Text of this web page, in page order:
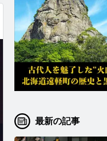
最新の記事